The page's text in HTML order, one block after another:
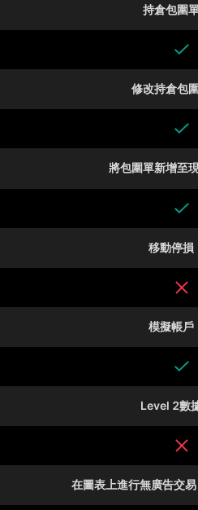
持倉包圍
修改持倉包
將包圍單新增至
移動停損
模擬帳戶
Level 2數
在圖表上進行無廣告交易